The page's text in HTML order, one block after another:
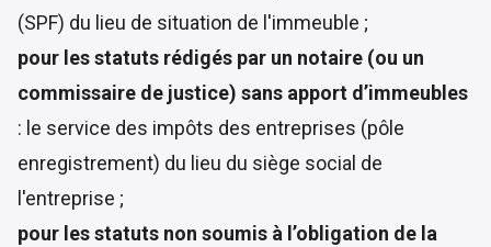
(SPF) du lieu de situation de l'immeuble ;
pour les statuts rédigés par un notaire (ou un
commissaire de justice) sans apport d’immeubles
: le service des impôts des entreprises (pôle
enregistrement) du lieu du siège social de
l'entreprise ;
pour les statuts non soumis à l’obligation de la